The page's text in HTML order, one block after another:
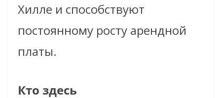
Хилле и способствуют
постоянному росту арендной
платы.
Кто здесь